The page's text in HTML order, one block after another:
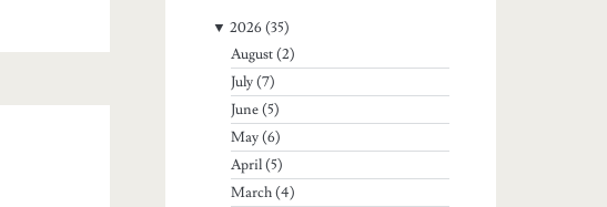
▼ 2026 (35)
August (2)
July (7)
June (5)
May (6)
April (5)
March (4)